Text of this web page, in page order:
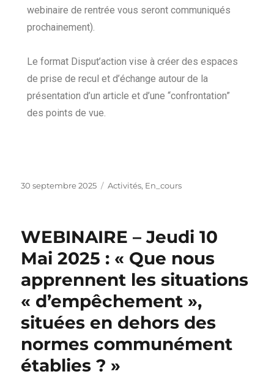
webinaire de rentrée vous seront communiqués
prochainement).
Le format Disput’action vise à créer des espaces
de prise de recul et d’échange autour de la
présentation d’un article et d’une “confrontation”
des points de vue.
30 septembre 2025 Activités, En_cours
WEBINAIRE – Jeudi 10
Mai 2025 : « Que nous
apprennent les situations
« d’empêchement »,
situées en dehors des
normes communément
établies ? »